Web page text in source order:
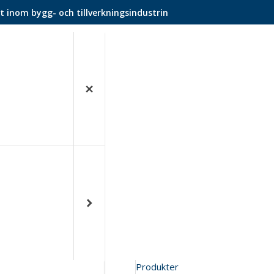
inom bygg- och tillverkningsindustrin
Produkter